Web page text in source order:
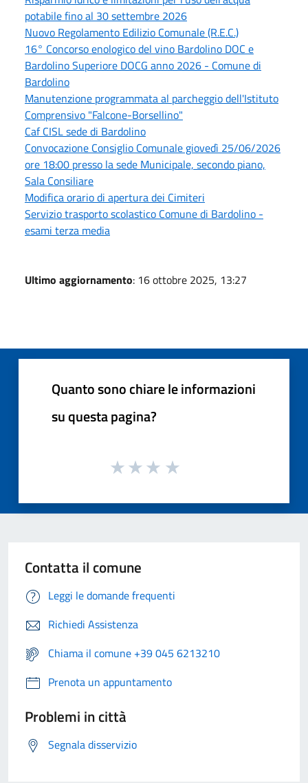
potabile fino al 30 settembre 2026
Nuovo Regolamento Edilizio Comunale (R.E.C.)
16° Concorso enologico del vino Bardolino DOC e
Bardolino Superiore DOCG anno 2026 - Comune di
Bardolino
Manutenzione programmata al parcheggio dell'Istituto
Comprensivo "Falcone-Borsellino"
Caf CISL sede di Bardolino
Convocazione Consiglio Comunale giovedì 25/06/2026
ore 18:00 presso la sede Municipale, secondo piano,
Sala Consiliare
Modifica orario di apertura dei Cimiteri
Servizio trasporto scolastico Comune di Bardolino -
esami terza media
Ultimo aggiornamento: 16 ottobre 2025, 13:27
Quanto sono chiare le informazioni
su questa pagina?
Contatta il comune
Leggi le domande frequenti
Richiedi Assistenza
Chiama il comune +39 045 6213210
Prenota un appuntamento
Problemi in città
Segnala disservizio